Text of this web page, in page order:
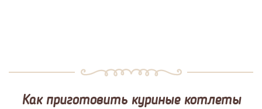
Как приготовить куриные котлеты